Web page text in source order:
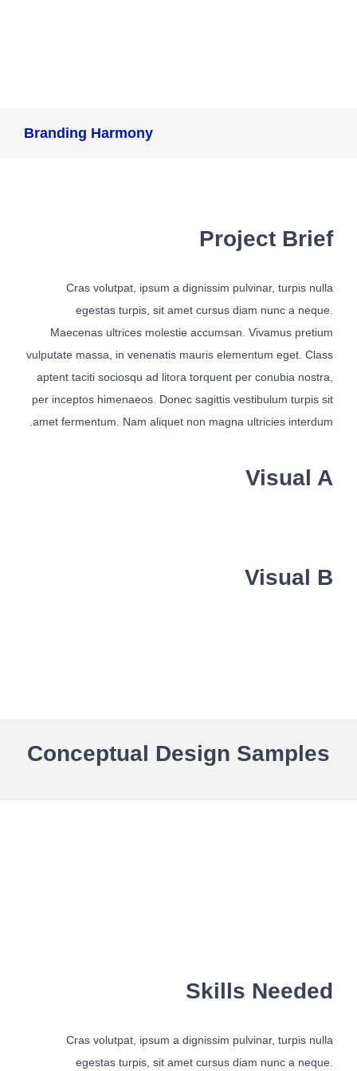
Branding Harmony
Project Brief
Cras volutpat, ipsum a dignissim pulvinar, turpis nulla
egestas turpis, sit amet cursus diam nunc a neque.
Maecenas ultrices molestie accumsan. Vivamus pretium
vulputate massa, in venenatis mauris elementum eget. Class
aptent taciti sociosqu ad litora torquent per conubia nostra,
per inceptos himenaeos. Donec sagittis vestibulum turpis sit
amet fermentum. Nam aliquet non magna ultricies interdum.
Visual A
Visual B
Conceptual Design Samples
Skills Needed
Cras volutpat, ipsum a dignissim pulvinar, turpis nulla
egestas turpis, sit amet cursus diam nunc a neque.